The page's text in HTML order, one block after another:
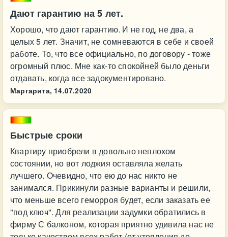
Дают гарантию на 5 лет.
Хорошо, что дают гарантию. И не год, не два, а
целых 5 лет. Значит, не сомневаются в себе и своей
работе. То, что все официально, по договору - тоже
огромный плюс. Мне как-то спокойней было деньги
отдавать, когда все задокументировано.
Маргарита, 14.07.2020
Быстрые сроки
Квартиру приобрели в довольно неплохом
состоянии, но вот лоджия оставляла желать
лучшего. Очевидно, что ею до нас никто не
занимался. Прикинули разные варианты и решили,
что меньше всего геморроя будет, если заказать ее
"под ключ". Для реализации задумки обратились в
фирму С балконом, которая приятно удивила нас не